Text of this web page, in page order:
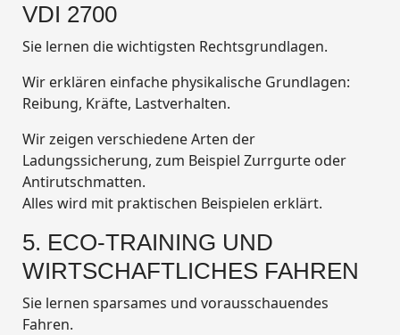
VDI 2700
Sie lernen die wichtigsten Rechtsgrundlagen.
Wir erklären einfache physikalische Grundlagen:
Reibung, Kräfte, Lastverhalten.
Wir zeigen verschiedene Arten der
Ladungssicherung, zum Beispiel Zurrgurte oder
Antirutschmatten.
Alles wird mit praktischen Beispielen erklärt.
5. ECO-TRAINING UND
WIRTSCHAFTLICHES FAHREN
Sie lernen sparsames und vorausschauendes
Fahren.